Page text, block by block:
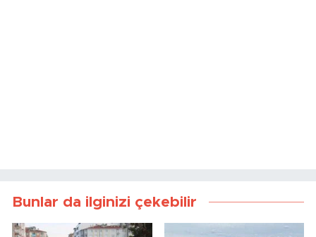
Bunlar da ilginizi çekebilir